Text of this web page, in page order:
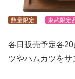
数量限定 東武限定
各日販売予定各
ツやハムカツをサ